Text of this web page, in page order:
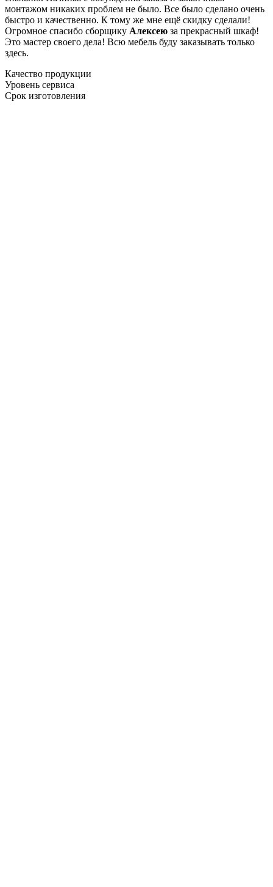
монтажом никаких проблем не было. Все было сделано очень
быстро и качественно. К тому же мне ещё скидку сделали!
Огромное спасибо сборщику Алексею за прекрасный шкаф!
Это мастер своего дела! Всю мебель буду заказывать только
здесь.
Качество продукции
Уровень сервиса
Срок изготовления